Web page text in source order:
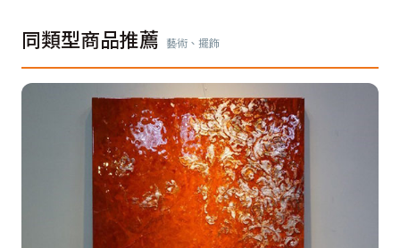
同類型商品推薦 藝術、擺飾